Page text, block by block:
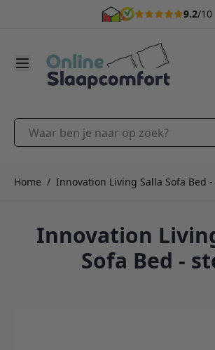
9.2/10
Waar ben je naar op zoek?
Home / Innovation Living Salla Sofa Bed
Innovation
Sofa Bed -